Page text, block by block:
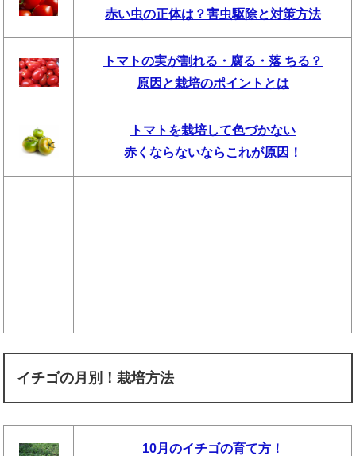
赤い虫の正体は？害虫駆除と対策方法
トマトの実が割れる・腐る・落 ちる？
原因と栽培のポイントとは
トマトを栽培して色づかない
赤くならないならこれが原因！
イチゴの月別！栽培方法
10月のイチゴの育て方！